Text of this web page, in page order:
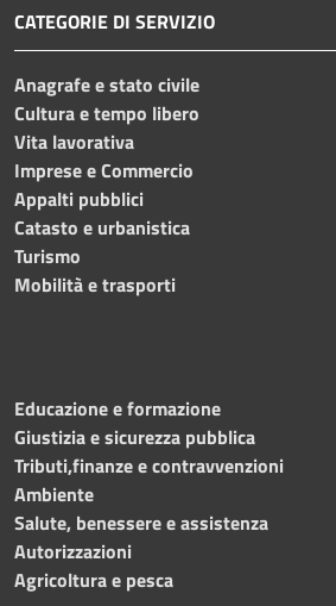
CATEGORIE DI SERVIZIO
Anagrafe e stato civile
Cultura e tempo libero
Vita lavorativa
Imprese e Commercio
Appalti pubblici
Catasto e urbanistica
Turismo
Mobilità e trasporti
Educazione e formazione
Giustizia e sicurezza pubblica
Tributi,finanze e contravvenzioni
Ambiente
Salute, benessere e assistenza
Autorizzazioni
Agricoltura e pesca